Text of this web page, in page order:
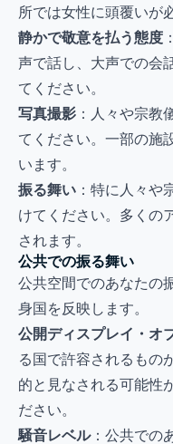
所では女性に頭覆いが
静かで敬意を払う態度
声で話し、大声での会
てください。
写真撮影 ：人々や宗教
てください。一部の施
います。
振る舞い ：特に人々や
けてください。多くの
されます。
公共での振る舞い
公共空間でのあなたの
身国を反映します。
公開ディスプレイ・オ
る国で許容されるもの
的と見なされる可能性
ださい。
騒音レベル：公共での